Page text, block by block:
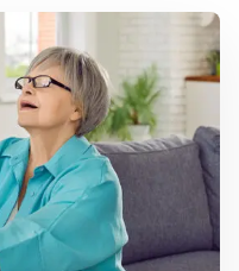
u het hoofd koel bij